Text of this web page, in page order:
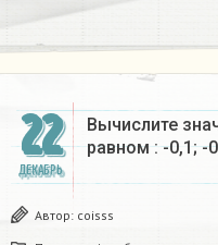
22
ДЕКАБРЬ
Вычислите
равном : -0,1; -
Автор: coisss